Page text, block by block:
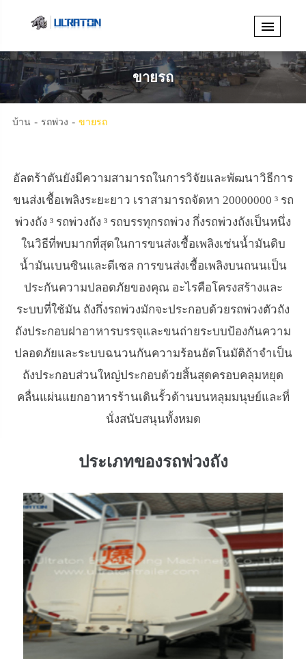
ขายรถ
บ้าน รถพ่วง ขายรถ
อัลตร้าตันยังมีความสามารถในการวิจัยและพัฒนาวิธีการ
ขนส่งเชื้อเพลิงระยะยาว เราสามารถจัดหา 20000000 ³ รถ
พ่วงถัง ³ รถพ่วงถัง ³ รถบรรทุกรถพ่วง กึ่งรถพ่วงถังเป็นหนึ่ง
ในวิธีที่พบมากที่สุดในการขนส่งเชื้อเพลิงเช่นน้ำมันดิบ
น้ำมันเบนซินและดีเซล การขนส่งเชื้อเพลิงบนถนนเป็น
ประกันความปลอดภัยของคุณ อะไรคือโครงสร้างและ
ระบบที่ใช้มัน ถังกึ่งรถพ่วงมักจะประกอบด้วยรถพ่วงตัวถัง
ถังประกอบฝาอาหารบรรจุและขนถ่ายระบบป้องกันความ
ปลอดภัยและระบบฉนวนกันความร้อนอัตโนมัติถ้าจำเป็น
ถังประกอบส่วนใหญ่ประกอบด้วยสิ้นสุดครอบคลุมหยุด
คลื่นแผ่นแยกอาหารร้านเดินรั้วด้านบนหลุมมนุษย์และที่
นั่งสนับสนุนทั้งหมด
ประเภทของรถพ่วงถัง